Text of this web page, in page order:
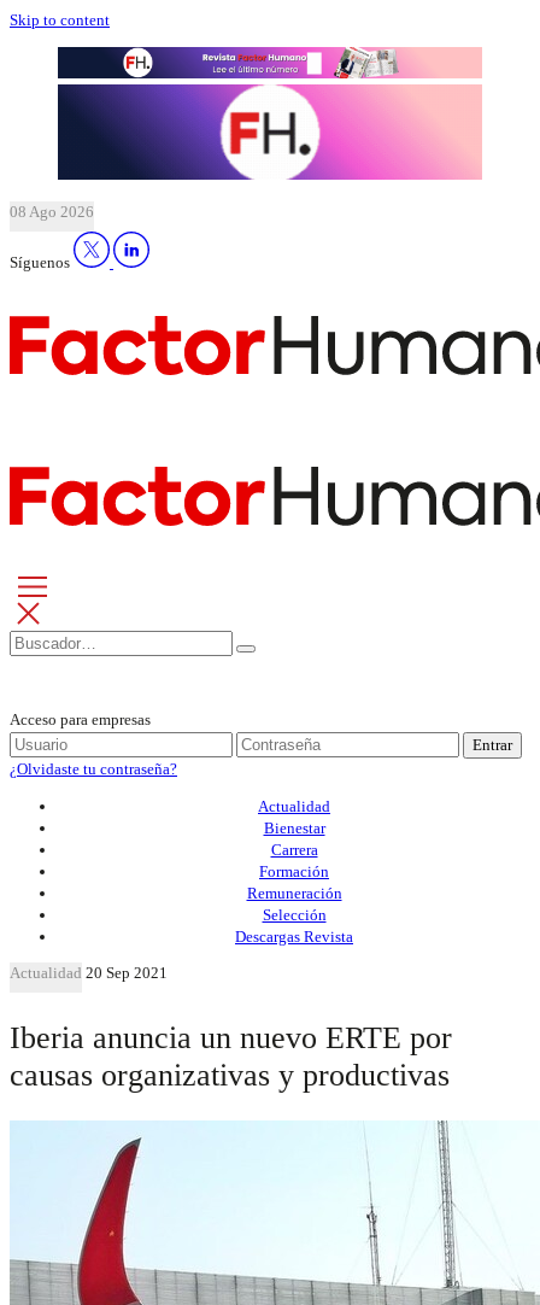
Skip to content
08 Ago 2026
Síguenos
Acceso para empresas
Entrar
¿Olvidaste tu contraseña?
Actualidad
Bienestar
Carrera
Formación
Remuneración
Selección
Descargas Revista
Actualidad 20 Sep 2021
Iberia anuncia un nuevo ERTE por
causas organizativas y productivas